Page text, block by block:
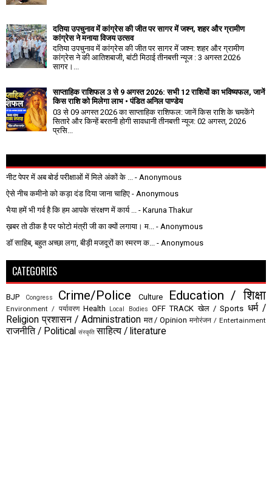
दतिया उपचुनाव में कांग्रेस की जीत पर सागर में जश्न, शहर और ग्रामीण
कांग्रेस ने मनाया विजय उत्सव
दतिया उपचुनाव में कांग्रेस की जीत पर सागर में जश्न: शहर और ग्रामीण
कांग्रेस ने की आतिशबाजी, बांटी मिठाई तीनबत्ती न्यूज : 3 अगस्त 2026
सागर।...
साप्ताहिक राशिफल 3 से 9 अगस्त 2026: सभी 12 राशियों का भविष्यफल, जानें
किस राशि को मिलेगा लाभ • पंडित अनिल पाण्डेय
03 से 09 अगस्त 2026 का साप्ताहिक राशिफल: जानें किस राशि के चमकेंगे
सितारे और किन्हें बरतनी होगी सावधानी तीनबत्ती न्यूज: 02 अगस्त, 2026
प्रसि...
नीट पेपर में अब बोर्ड परीक्षाओं में मिले अंकों के ... - Anonymous
ऐसे नीच कमीनो को कड़ा दंड दिया जाना चाहिए - Anonymous
भैया हमें भी गर्व है कि हम आपके संरक्षण में कार्य ... - Karuna Thakur
ख़बर तो ठीक है पर फोटो मंत्री जी का क्यों लगाया। म... - Anonymous
डॉ साहिब, बहुत अच्छा लगा, बीड़ी मजदूरों का स्मरण क... - Anonymous
CATEGORIES
BJP Congress Crime/Police Culture Education / शिक्षा
Environment / पर्यावरण Health Local Bodies OFF TRACK खेल / Sports धर्म /
Religion प्रशासन / Administration मत / Opinion मनोरंजन / Entertainment
राजनीति / Political संस्कृति साहित्य / literature